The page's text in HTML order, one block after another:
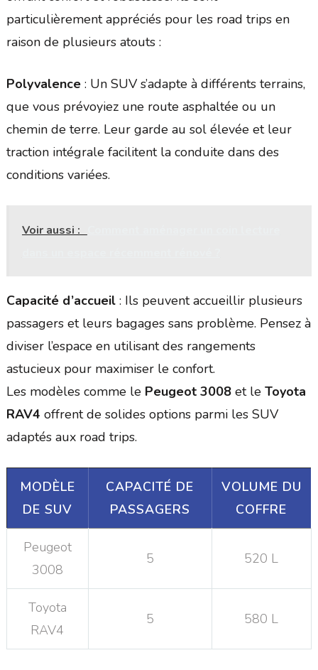
particulièrement appréciés pour les road trips en
raison de plusieurs atouts :
Polyvalence: Un SUV s’adapte à différents terrains,
que vous prévoyiez une route asphaltée ou un
chemin de terre. Leur garde au sol élevée et leur
traction intégrale facilitent la conduite dans des
conditions variées.
Voir aussi :
Capacité d’accueil: Ils peuvent accueillir plusieurs
passagers et leurs bagages sans problème. Pensez à
diviser l’espace en utilisant des rangements
astucieux pour maximiser le confort.
Les modèles comme le Peugeot 3008et le Toyota
RAV4 offrent de solides options parmi les SUV
adaptés aux road trips.
MODÈLE
DE SUV
CAPACITÉ DE
PASSAGERS
VOLUME DU
COFFRE
Peugeot
3008
5 520 L
Toyota
RAV4
5 580 L